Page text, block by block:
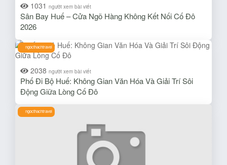
1031 người xem bài viết
Sân Bay Huế – Cửa Ngõ Hàng Không Kết Nối Cố Đô
2026
ngocthachtravel
2038 người xem bài viết
Phố Đi Bộ Huế: Không Gian Văn Hóa Và Giải Trí Sôi
Động Giữa Lòng Cố Đô
ngocthachtravel